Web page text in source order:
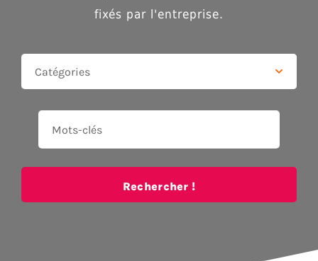
fixés par l'entreprise.